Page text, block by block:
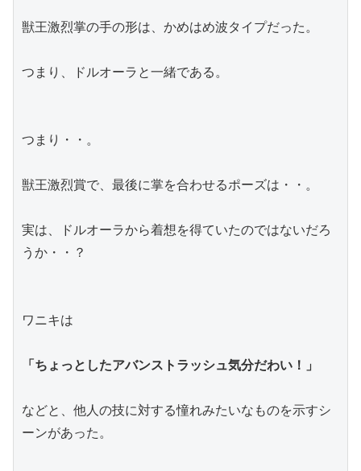
獣王激烈掌の手の形は、かめはめ波タイプだった。
つまり、ドルオーラと一緒である。
つまり・・。
獣王激烈賞で、最後に掌を合わせるポーズは・・。
実は、ドルオーラから着想を得ていたのではないだろ
うか・・？
ワニキは
「ちょっとしたアバンストラッシュ気分だわい！」
などと、他人の技に対する憧れみたいなものを示すシ
ーンがあった。